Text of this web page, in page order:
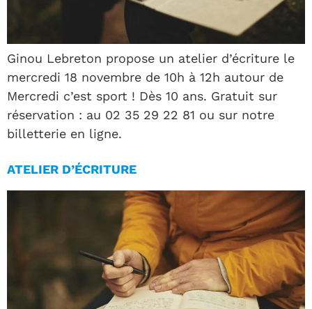
Ginou Lebreton propose un atelier d’écriture le
mercredi 18 novembre de 10h à 12h autour de
Mercredi c’est sport ! Dès 10 ans. Gratuit sur
réservation : au 02 35 29 22 81 ou sur notre
billetterie en ligne.
ATELIER D’ÉCRITURE